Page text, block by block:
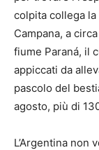
colpita collega
Campana, a
fiume Paraná, il
appiccati da
pascolo del
agosto, più di
L’Argentina non